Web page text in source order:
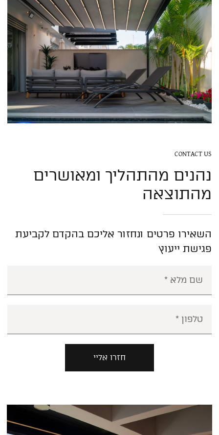
CONTACT US
נהנים מהתהליך ומאושרים
מהתוצאה
השאירו פרטים ונחזור אליכם בהקדם לקביעת
פגישת ייעוץ
חזרו אליי